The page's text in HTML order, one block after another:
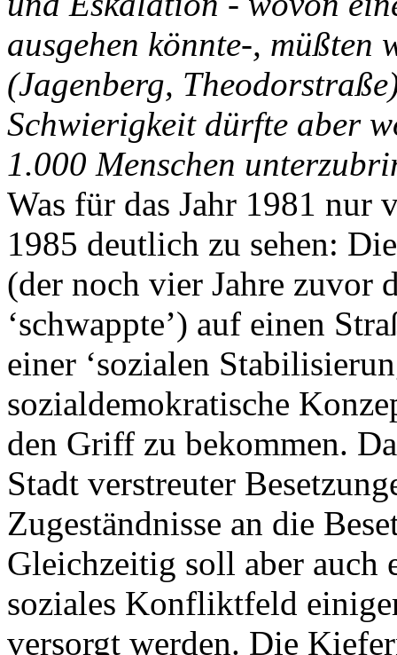
ausgehen könnte-, müßten
(Jagenberg,
Schwierigkeit dürfte aber
1.000 Menschen
Was für das Jahr 1981 nur
1985 deutlich zu sehen:
(der noch vier Jahre zuvor
‘schwappte’) auf einen
einer ‘sozialen
sozialdemokratische
den Griff zu bekommen.
Stadt verstreuter
Zugeständnisse an die
Gleichzeitig soll aber auch
soziales Konfliktfeld
versorgt werden. Die